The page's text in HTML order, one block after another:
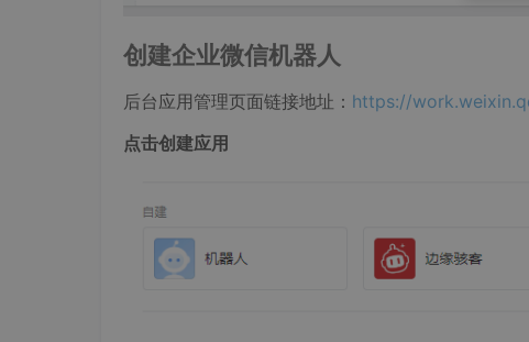
创建企业微信机器人
后台应用管理页面链接地址： https://
点击创建应用